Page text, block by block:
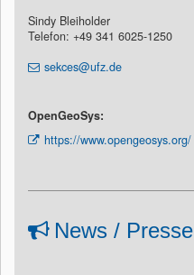
Sindy Bleiholder
Telefon: +49 341 6025-1250
sekces@ufz.de
OpenGeoSys:
https://www.opengeosys.org/
News / Presse